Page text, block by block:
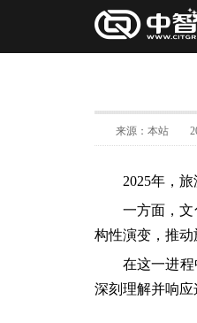
来源：本站
2025年，
一方面，
构性演变，推动
在这一进
深刻理解并响应